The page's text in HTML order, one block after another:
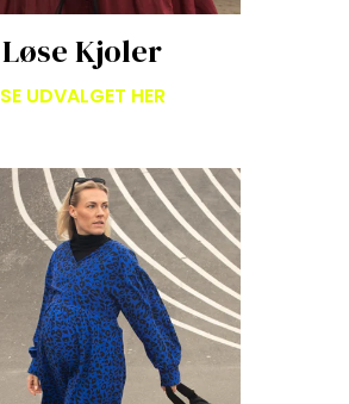
Løse Kjoler
SE UDVALGET HER